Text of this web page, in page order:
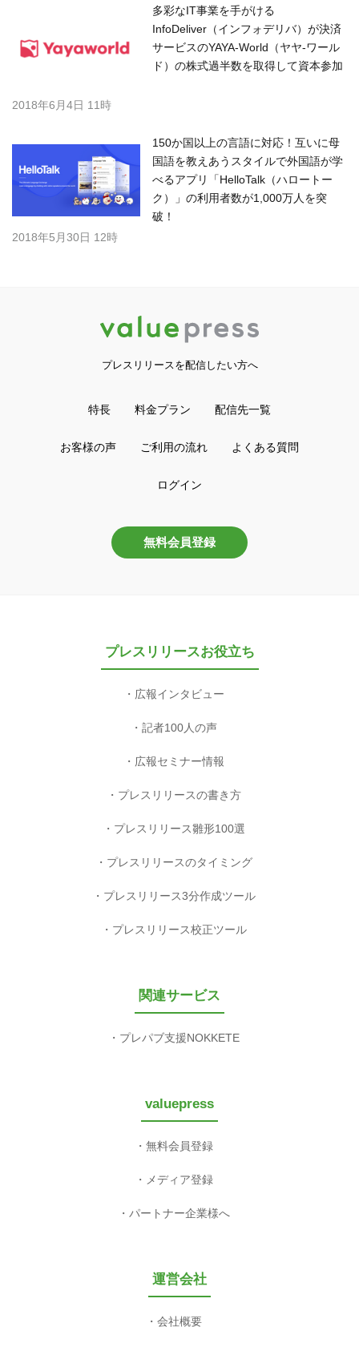
多彩なIT事業を手がける
InfoDeliver（インフォデリバ）が決済
サービスのYAYA-World（ヤヤ-ワール
ド）の株式過半数を取得して資本参加
2018年6月4日 11時
150か国以上の言語に対応！互いに母
国語を教えあうスタイルで外国語が学
べるアプリ「HelloTalk（ハロートー
ク）」の利用者数が1,000万人を突
破！
2018年5月30日 12時
プレスリリースを配信したい方へ
特長 料金プラン 配信先一覧
お客様の声 ご利用の流れ よくある質問
ログイン
無料会員登録
プレスリリースお役立ち
広報インタビュー
記者100人の声
広報セミナー情報
プレスリリースの書き方
プレスリリース雛形100選
プレスリリースのタイミング
プレスリリース3分作成ツール
プレスリリース校正ツール
関連サービス
プレパブ支援NOKKETE
valuepress
無料会員登録
メディア登録
パートナー企業様へ
運営会社
会社概要